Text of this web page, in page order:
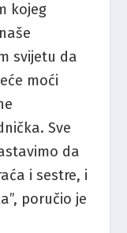
kojeg
svijetu da
moći
Sve
da
i sestre, i
poručio je